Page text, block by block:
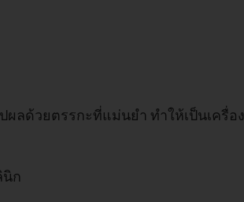
ผลด้วยตรรกะที่แม่นยำ ทำให้เป็นเครื่อง
ก